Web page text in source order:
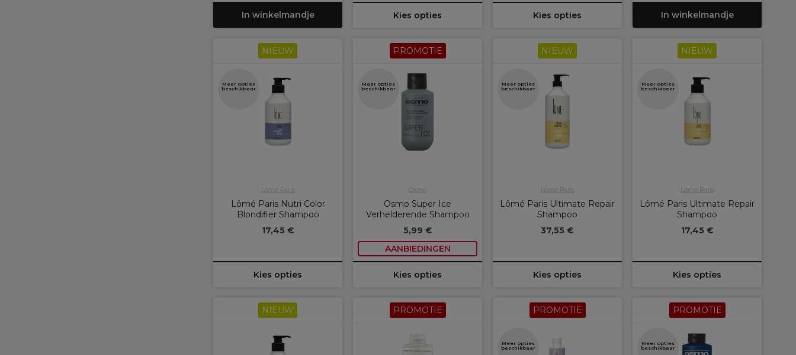
In winkelmandje Kies opties Kies opties In winkelmandje
NIEUW
Meer opties
beschikbaar
Lômé Paris
Lômé Paris Nutri Color
Blondifier Shampoo
17,45 €
Kies opties
PROMOTIE
Meer opties
beschikbaar
Osmo
Osmo Super Ice
Verhelderende Shampoo
5,99 €
AANBIEDINGEN
Kies opties
NIEUW
Meer opties
beschikbaar
Lômé Paris
Lômé Paris Ultimate Repair
Shampoo
37,55 €
Kies opties
NIEUW
Meer opties
beschikbaar
Lômé Paris
Lômé Paris Ultimate Repair
Shampoo
17,45 €
Kies opties
NIEUW PROMOTIE PROMOTIE
Meer opties
beschikbaar
PROMOTIE
Meer opties
beschikbaar